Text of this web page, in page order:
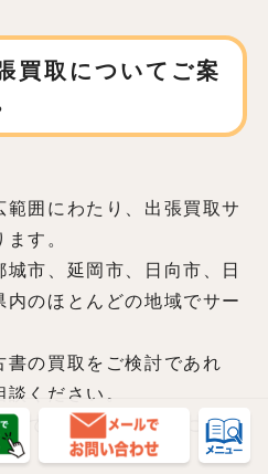
買取についてご案
囲にわたり、 出張買取サ
す。
市、延岡市、日向市、日
内のほとんどの地域でサー
書の買取をご検討であれ
ください。
までお伺いし、丁寧に査定